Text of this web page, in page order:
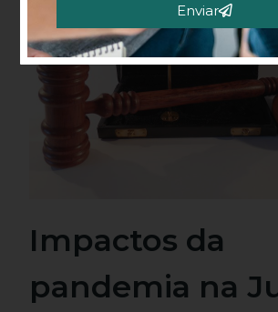
Impactos da
pandemia na
Enviar
Alternative: